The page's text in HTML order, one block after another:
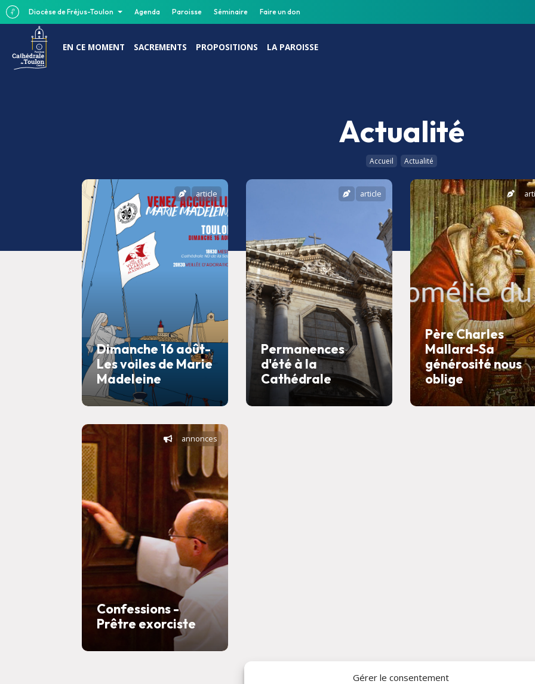
Gérer le consentement
Diocèse de Fréjus-Toulon Agenda Paroisse Séminaire Faire un don
EN CE MOMENT SACREMENTS PROPOSITIONS LA PAROISSE
Actualité
Accueil Actualité
Dimanche 16 août-
Les voiles de Marie
Madeleine
article
Permanences
d'été à la
Cathédrale
article
Père Charles
Mallard-Sa
générosité nous
oblige
Confessions -
Prêtre exorciste
annonces